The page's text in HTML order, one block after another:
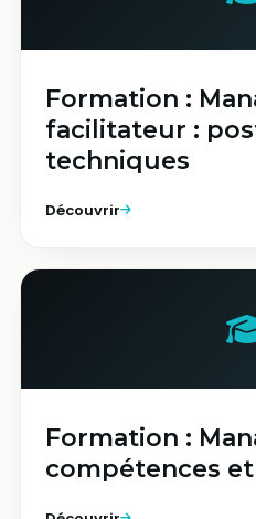
Formation :
facilitateur :
techniques​
Découvrir
Formation :
compétences